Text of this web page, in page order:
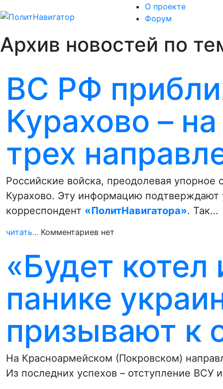
О проекте
Форум
Архив новостей по
ВС РФ
Курахово –
трех
Российские войска, преодолевая
Курахово. Эту информацию подтверждают
корреспондент «ПолитНавигатора». Так…
читать... Комментариев нет
«Будет котел
панике
призывают к
На Красноармейском (Покровском)
Из последних успехов – отступление ВСУ